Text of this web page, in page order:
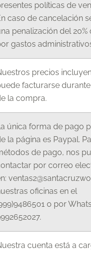
políticas de
caso de cancelación
penalización del 20%
gastos
precios
facturarse
la compra.
única forma de pago
la página es Paypal.
de pago, nos
por correo
oficinas en el
o por
cuenta está a